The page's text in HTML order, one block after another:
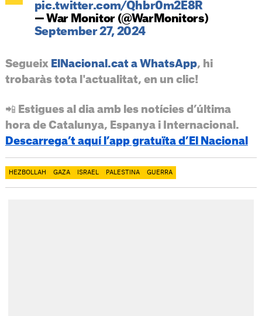
pic.twitter.com/Qhbr0m2E8R
— War Monitor (@WarMonitors)
September 27, 2024
Segueix ElNacional.cat a WhatsApp, hi
trobaràs tota l'actualitat, en un clic!
📲 Estigues al dia amb les notícies d’última
hora de Catalunya, Espanya i Internacional.
Descarrega’t aquí l’app gratuïta d’El Nacional
HEZBOLLAH GAZA ISRAEL PALESTINA GUERRA